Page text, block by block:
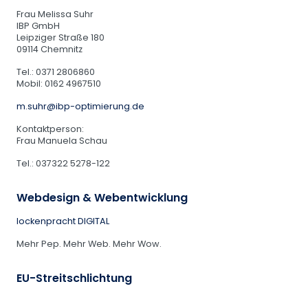
Frau Melissa Suhr
IBP GmbH
Leipziger Straße 180
09114 Chemnitz
Tel.: 0371 2806860
Mobil: 0162 4967510
m.suhr@ibp-optimierung.de
Kontaktperson:
Frau Manuela Schau
Tel.: 037322 5278-122
Webdesign & Webentwicklung
lockenpracht DIGITAL
Mehr Pep. Mehr Web. Mehr Wow.
EU-Streitschlichtung